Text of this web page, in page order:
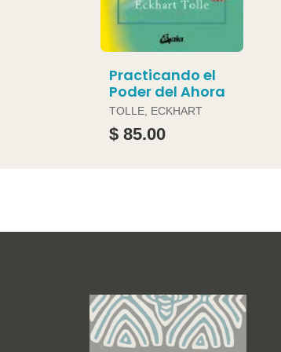
Practicando el
Poder del Ahora
TOLLE, ECKHART
$ 85.00